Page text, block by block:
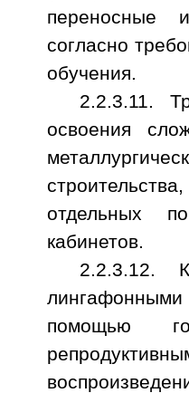
переносные
согласно
обучения.
2.2.3.11.
освоения
отдельных
кабинетов.
2.2.3.12.
помощью